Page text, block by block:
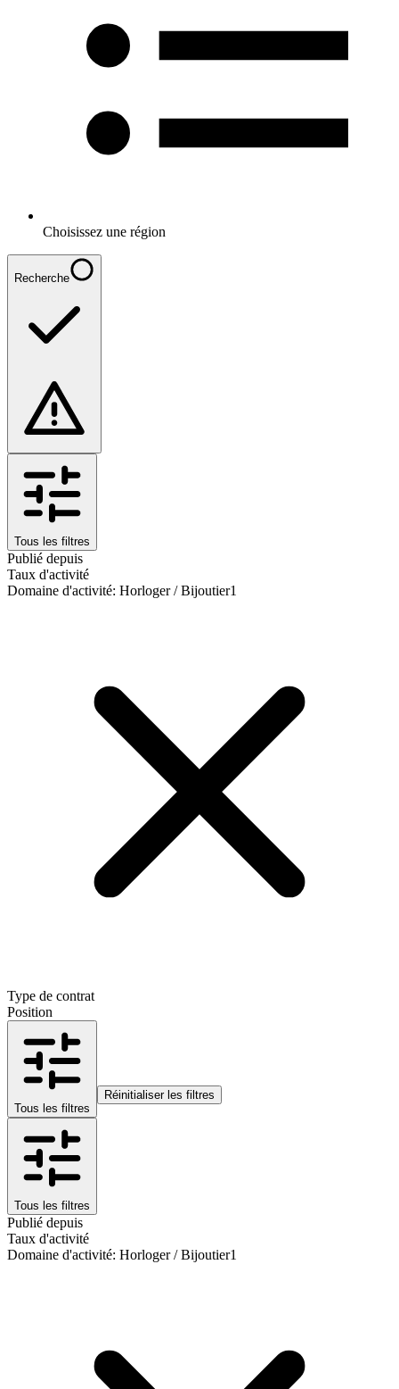
Choisissez une région
Recherche
Tous les filtres
Publié depuis
Taux d'activité
Domaine d'activité: Horloger / Bijoutier1
Type de contrat
Position
Tous les filtres
Réinitialiser les filtres
Tous les filtres
Publié depuis
Taux d'activité
Domaine d'activité: Horloger / Bijoutier1